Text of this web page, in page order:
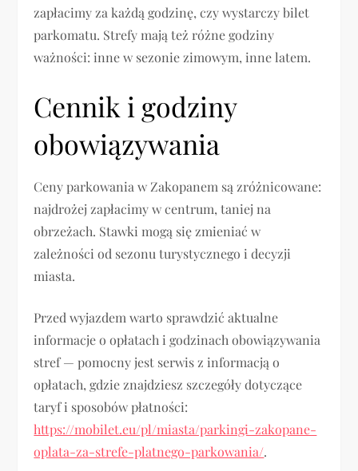
zapłacimy za każdą godzinę, czy wystarczy bilet
parkomatu. Strefy mają też różne godziny
ważności: inne w sezonie zimowym, inne latem.
Cennik i godziny
obowiązywania
Ceny parkowania w Zakopanem są zróżnicowane:
najdrożej zapłacimy w centrum, taniej na
obrzeżach. Stawki mogą się zmieniać w
zależności od sezonu turystycznego i decyzji
miasta.
Przed wyjazdem warto sprawdzić aktualne
informacje o opłatach i godzinach obowiązywania
stref — pomocny jest serwis z informacją o
opłatach, gdzie znajdziesz szczegóły dotyczące
taryf i sposobów płatności:
https://mobilet.eu/pl/miasta/parkingi-zakopane-
oplata-za-strefe-platnego-parkowania/.